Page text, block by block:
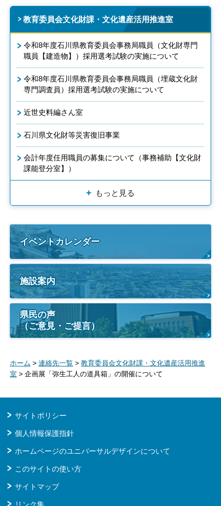
教育委員会文化財課・文化遺産活用推進室
令和8年度石川県教育委員会事務局職員（文化財専門
職員【建造物】）採用選考試験の実施について
令和8年度石川県教育委員会事務局職員（埋蔵文化財
専門調査員）採用選考試験の実施について
近世史料編さん室
石川県文化財等災害復旧事業
会計年度任用職員の募集について（事務補助【文化財
課能登分室】）
もっと見る
イベントカレンダー
施設案内
県民の声
（ご意見・ご提言）
ホーム > 連絡先一覧 > 教育委員会文化財課・文化遺産活用推進
室 > 企画展「弥生工人の道具箱」の開催について
サイトポリシー
個人情報保護指針
ホームページのユニバーサルデザインについて
このサイトの使い方
サイトマップ